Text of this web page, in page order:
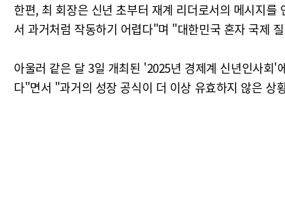
한편, 최 회장은 신년 초부터 재계 리더로서의 메시지
서 과거처럼 작동하기 어렵다"며 "대한민국 혼자 국제
아울러 같은 달 3일 개최된 '2025년 경제계 신년인사회
다"면서 "과거의 성장 공식이 더 이상 유효하지 않은 상